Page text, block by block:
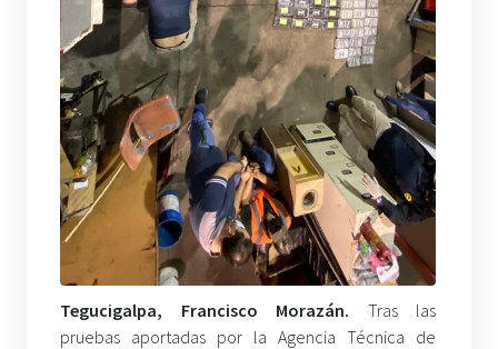
Tegucigalpa, Francisco Morazán. Tras las
pruebas aportadas por la Agencia Técnica de